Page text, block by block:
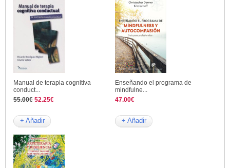
Manual de terapia cognitiva
conduct...
55.00€ 52.25€
+ Añadir
Enseñando el programa de
mindfulne...
47.00€
+ Añadir